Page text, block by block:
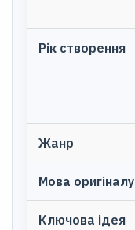
Рік створення
Жанр
Мова оригіналу
Ключова ідея